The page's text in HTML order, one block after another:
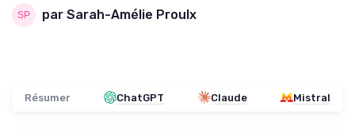
par Sarah-Amélie Proulx
Résumer ChatGPT Claude Mistral